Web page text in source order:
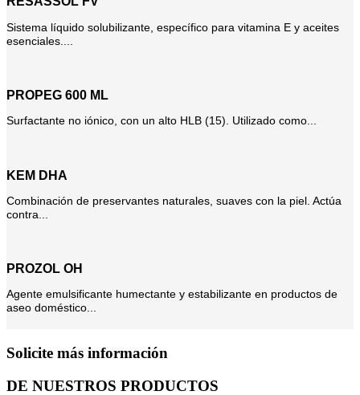
Sistema líquido solubilizante, específico para vitamina E y aceites
esenciales....
PROPEG 600 ML
Surfactante no iónico, con un alto HLB (15). Utilizado como...
KEM DHA
Combinación de preservantes naturales, suaves con la piel. Actúa
contra...
PROZOL OH
Agente emulsificante humectante y estabilizante en productos de
aseo doméstico...
Solicite más información
DE NUESTROS PRODUCTOS